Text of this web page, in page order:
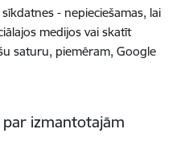
- nepieciešamas, lai
medijos vai skatīt
saturu, piemēram, Google
izmantotajām